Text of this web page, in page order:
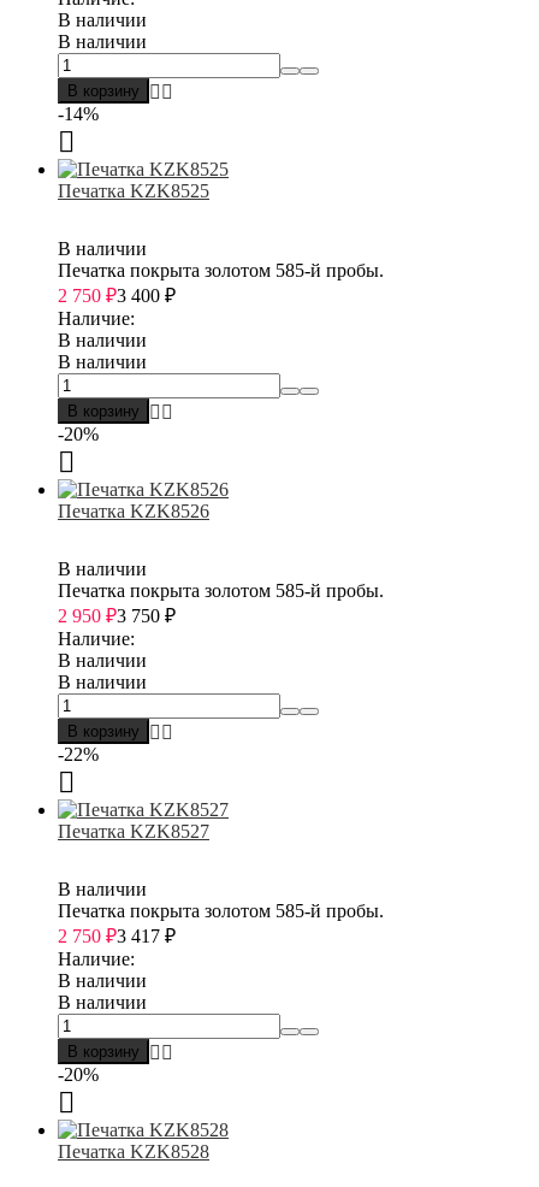
В наличии
В наличии
В корзину
-14%
Печатка KZK8525
В наличии
Печатка покрыта золотом 585-й пробы.
2 750 ₽3 400 ₽
Наличие:
В наличии
В наличии
В корзину
-20%
Печатка KZK8526
В наличии
Печатка покрыта золотом 585-й пробы.
2 950 ₽3 750 ₽
Наличие:
В наличии
В наличии
В корзину
-22%
Печатка KZK8527
В наличии
Печатка покрыта золотом 585-й пробы.
2 750 ₽3 417 ₽
Наличие:
В наличии
В наличии
В корзину
-20%
Печатка KZK8528